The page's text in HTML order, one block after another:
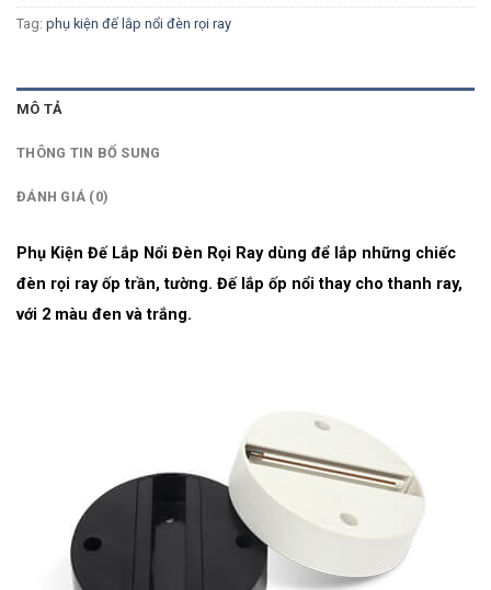
Tag: phụ kiện đế lắp nổi đèn rọi ray
MÔ TẢ
THÔNG TIN BỔ SUNG
ĐÁNH GIÁ (0)
Phụ Kiện Đế Lắp Nổi Đèn Rọi Ray dùng để lắp những chiếc
đèn rọi ray ốp trần, tường. Đế lắp ốp nổi thay cho thanh ray,
với 2 màu đen và trắng.